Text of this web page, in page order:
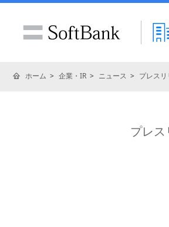
ホーム 企業・IR ニュース プレス
プレ